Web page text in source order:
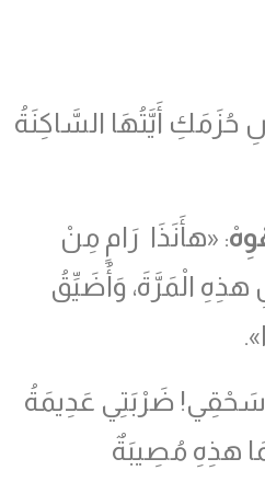
حُزَمَكِ أَيَّتُهَا السَّاكِنَةُ
: «هأَنَذَا رَامٍ مِنْ
الْمَرَّةَ، وَأُضَيِّقُ
ضَرْبَتِي عَدِيمَةُ
هذِهِ مُصِيبَةٌ